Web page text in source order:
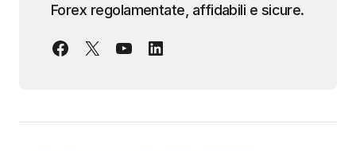
Forex regolamentate, affidabili e sicure.